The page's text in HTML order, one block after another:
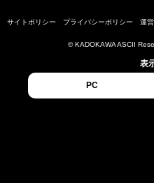
サイトポリシー プライバシーポリシー 運
© KADOKAWA ASCII
表
PC